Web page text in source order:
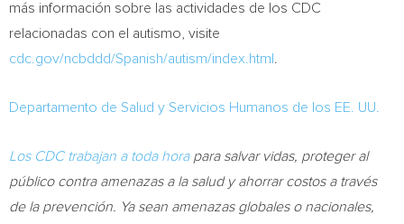
más información sobre las actividades de los CDC
relacionadas con el autismo, visite
cdc.gov/ncbddd/Spanish/autism/index.html
Departamento de Salud y Servicios Humanos de los EE. UU.
Los CDC trabajan a toda hora para salvar vidas, proteger al
público contra amenazas a la salud y ahorrar costos a través
de la prevención. Ya sean amenazas globales o nacionales,